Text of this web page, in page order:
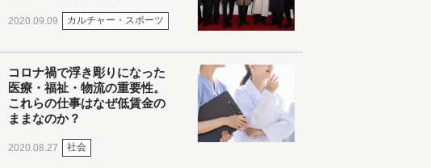
2020.09.09 カルチャー・スポーツ
コロナ禍で浮き彫りになった
医療・福祉・物流の重要性。
これらの仕事はなぜ低賃金の
ままなのか？
2020.08.27 社会